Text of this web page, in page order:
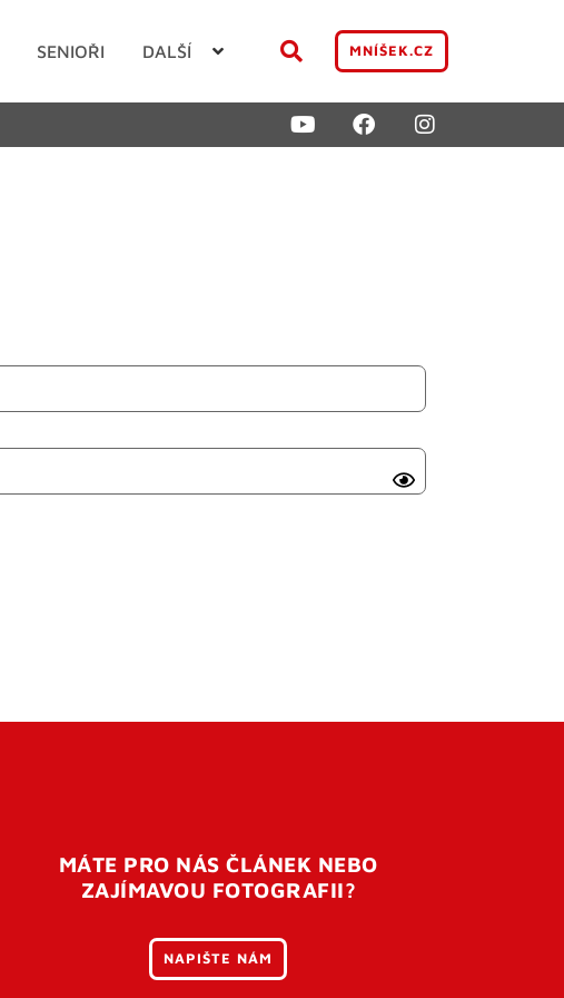
SENIOŘI DALŠÍ MNÍŠEK.CZ
MÁTE PRO NÁS ČLÁNEK NEBO
ZAJÍMAVOU FOTOGRAFII?
NAPIŠTE NÁM